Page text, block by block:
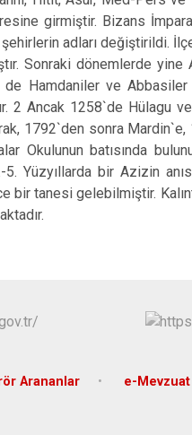
girmiştir. Bizans
adları değiştirildi.
Sonraki dönemlerde
Hamdaniler ve
2 Ancak 1258`de Hülagu
1792`den sonra Mardin`e,
batısında
Yüzyıllarda bir Azizin
tanesi gelebilmiştir.
Arananlar e-Mevzuat